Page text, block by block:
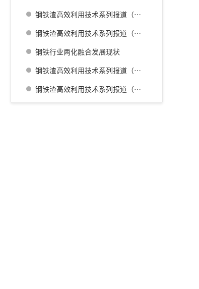
钢铁渣高效利用技术系列报道（二） 鹿岛钢铁厂钢铁渣利用技术的开发
钢铁渣高效利用技术系列报道（五） 八幡厂钢铁渣的利用
钢铁行业两化融合发展现状
钢铁渣高效利用技术系列报道（三） 名古屋厂铁水预处理炉渣肥料化的开发
钢铁渣高效利用技术系列报道（四） 广畑厂灰石材生产利用技术的开发